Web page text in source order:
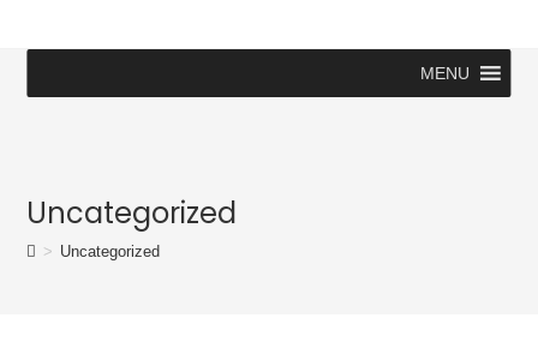
MENU
Uncategorized
> Uncategorized